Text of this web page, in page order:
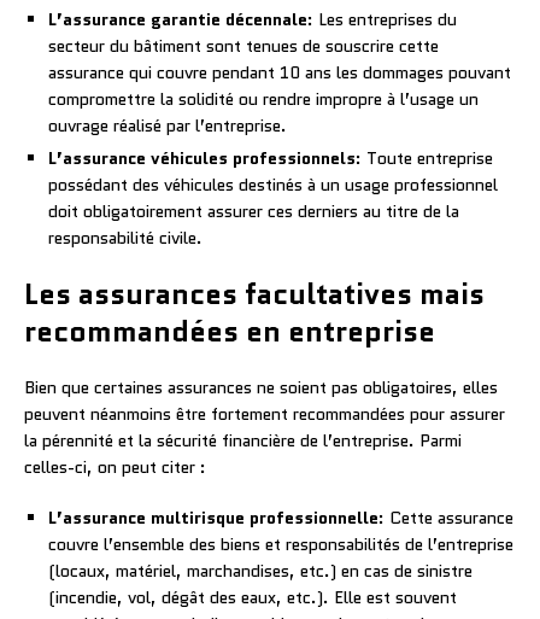
L’assurance garantie décennale: Les entreprises du
secteur du bâtiment sont tenues de souscrire cette
assurance qui couvre pendant 10 ans les dommages pouvant
compromettre la solidité ou rendre impropre à l’usage un
ouvrage réalisé par l’entreprise.
L’assurance véhicules professionnels: Toute entreprise
possédant des véhicules destinés à un usage professionnel
doit obligatoirement assurer ces derniers au titre de la
responsabilité civile.
Les assurances facultatives mais
recommandées en entreprise
Bien que certaines assurances ne soient pas obligatoires, elles
peuvent néanmoins être fortement recommandées pour assurer
la pérennité et la sécurité financière de l’entreprise. Parmi
celles-ci, on peut citer :
L’assurance multirisque professionnelle: Cette assurance
couvre l’ensemble des biens et responsabilités de l’entreprise
(locaux, matériel, marchandises, etc.) en cas de sinistre
(incendie, vol, dégât des eaux, etc.). Elle est souvent